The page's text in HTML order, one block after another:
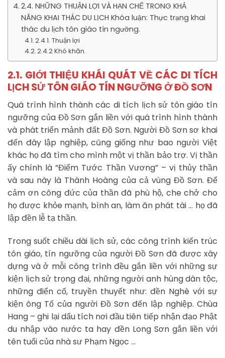
2.4. NHỮNG THUẬN LỢI VÀ HẠN CHẾ TRONG KHẢ
NĂNG KHAI THÁC DU LỊCH Khóa luận: Thực trạng khai
thác du lịch tôn giáo tín ngưỡng.
2.4.1. Thuận lợi
2.4.2 Khó khăn.
2.1. GIỚI THIỆU KHÁI QUÁT VỀ CÁC DI TÍCH
LỊCH SỬ TÔN GIÁO TÍN NGƯỠNG Ở ĐỒ SƠN
Quá trình hình thành các di tích lịch sử tôn giáo tín
ngưỡng của Đồ Sơn gắn liền với quá trình hình thành
và phát triển mảnh đất Đồ Sơn. Người Đồ Sơn sơ khai
đến đây lập nghiệp, cũng giống như bao người Việt
khác họ đã tìm cho mình một vị thần bảo trợ. Vị thần
ấy chính là “Điểm Tước Thần Vương” – vị thủy thần
và sau này là Thành Hoàng của cả vùng Đồ Sơn. Để
cảm ơn công đức của thần đã phù hộ, che chở cho
họ được khỏe mạnh, bình an, làm ăn phát tài … họ đã
lập đền lễ tạ thần.
Trong suốt chiều dài lịch sử, các công trình kiến trúc
tôn giáo, tín ngưỡng của người Đồ Sơn đã được xây
dựng và ở mỗi công trình đều gắn liền với những sự
kiện lịch sử trọng đại, những người anh hùng dân tộc,
những điển cố, truyền thuyết như: đền Nghè với sự
kiện ông Tổ của người Đồ Sơn đến lập nghiệp. Chùa
Hang – ghi lại dấu tích nơi đầu tiên tiếp nhận đạo Phật
du nhập vào nước ta hay đền Long Sơn gắn liền với
tên tuổi của nhà sư Phạm Ngọc …